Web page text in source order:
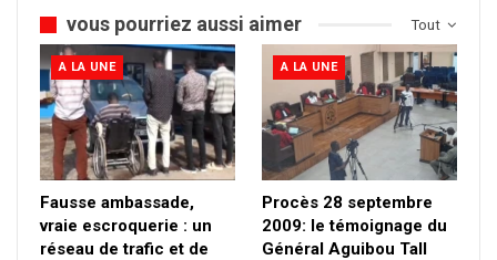
Tout
vous pourriez aussi aimer
A LA UNE
Fausse ambassade,
vraie escroquerie : un
réseau de trafic et de
A LA UNE
Procès 28 septembre
2009: le témoignage du
Général Aguibou Tall